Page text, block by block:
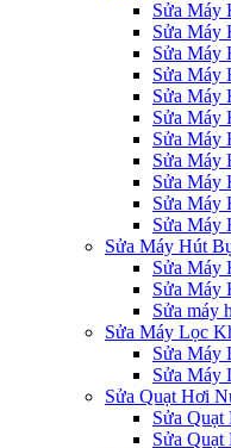
Sửa Máy
Sửa Máy
Sửa Máy
Sửa Máy
Sửa Máy
Sửa Máy
Sửa Máy
Sửa Máy
Sửa Máy
Sửa Máy
Sửa Máy
Sửa Máy Hút
Sửa Máy
Sửa Máy
Sửa máy
Sửa Máy Lọc
Sửa Máy
Sửa Máy
Sửa Quạt Hơi
Sửa
Sửa